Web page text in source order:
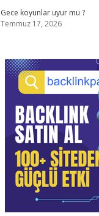
Gece koyunlar uyur mu ?
Temmuz 17, 2026